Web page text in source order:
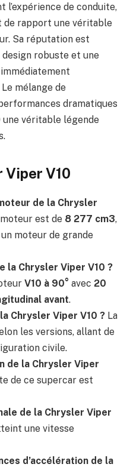
de conduite,
de rapport une véritable
Sa réputation est
robuste et une
mélange de
dramatiques
véritable légende
Viper V10
de la Chrysler
est de 8 277 cm3,
moteur de grande
la Chrysler Viper V10 ?
V10 à 90° avec 20
avant.
Chrysler Viper V10 ? La
les versions, allant de
civile.
de la Chrysler Viper
de ce supercar est
de la Chrysler Viper
une vitesse
d’accélération de la